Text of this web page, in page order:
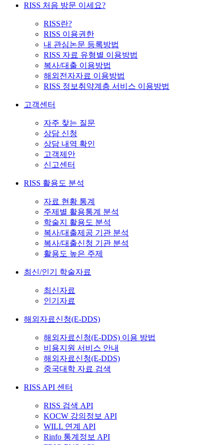
RISS 처음 방문 이세요?
RISS란?
RISS 이용권한
내 관심논문 등록방법
RISS 자료 유형별 이용방법
복사/대출 이용방법
해외전자자료 이용방법
RISS 정보취약계층 서비스 이용방법
고객센터
자주 찾는 질문
상담 신청
상담 내역 확인
고객제안
신고센터
RISS 활용도 분석
자료 현황 통계
주제별 활용통계 분석
학술지 활용도 분석
복사/대출제공 기관 분석
복사/대출신청 기관 분석
활용도 높은 주제
최신/인기 학술자료
최신자료
인기자료
해외자료신청(E-DDS)
해외자료신청(E-DDS) 이용 방법
비용지원 서비스 안내
해외자료신청(E-DDS)
중국대학 자료 검색
RISS API 센터
RISS 검색 API
KOCW 강의정보 API
WILL 연계 API
Rinfo 통계정보 API